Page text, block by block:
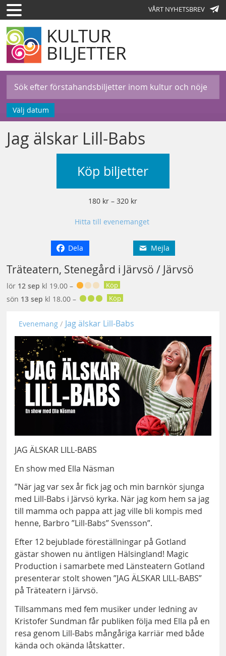
VÅRT NYHETSBREV
KULTUR
BILJETTER
Välj datum
Jag älskar Lill-Babs
Köp biljetter
180 kr – 320 kr
Hitta till evenemanget
Dela Mejla
Träteatern, Stenegård i Järvsö / Järvsö
lör 12 sep kl 19.00 – Köp
sön 13 sep kl 18.00 – Köp
Evenemang Jag älskar Lill-Babs
JAG ÄLSKAR LILL-BABS
En show med Ella Näsman
”När jag var sex år fick jag och min barnkör sjunga
med Lill-Babs i Järvsö kyrka. När jag kom hem sa jag
till mamma och pappa att jag ville bli kompis med
henne, Barbro ”Lill-Babs” Svensson”.
Efter 12 bejublade föreställningar på Gotland
gästar showen nu äntligen Hälsingland! Magic
Production i samarbete med Länsteatern Gotland
presenterar stolt showen ”JAG ÄLSKAR LILL-BABS”
på Träteatern i Järvsö.
Tillsammans med fem musiker under ledning av
Kristofer Sundman får publiken följa med Ella på en
resa genom Lill-Babs mångåriga karriär med både
kända och okända låtskatter.